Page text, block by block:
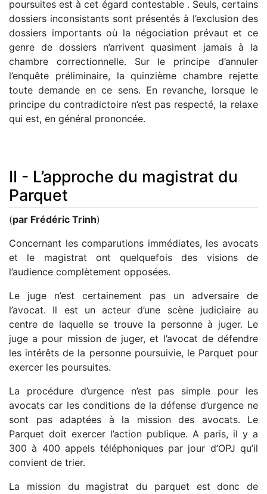
poursuites est à cet égard contestable . Seuls, certains
dossiers inconsistants sont présentés à l’exclusion des
dossiers importants où la négociation prévaut et ce
genre de dossiers n’arrivent quasiment jamais à la
chambre correctionnelle. Sur le principe d’annuler
l’enquête préliminaire, la quinzième chambre rejette
toute demande en ce sens. En revanche, lorsque le
principe du contradictoire n’est pas respecté, la relaxe
qui est, en général prononcée.
II - L’approche du magistrat du
Parquet
(par Frédéric Trinh)
Concernant les comparutions immédiates, les avocats
et le magistrat ont quelquefois des visions de
l’audience complètement opposées.
Le juge n’est certainement pas un adversaire de
l’avocat. Il est un acteur d’une scène judiciaire au
centre de laquelle se trouve la personne à juger. Le
juge a pour mission de juger, et l’avocat de défendre
les intérêts de la personne poursuivie, le Parquet pour
exercer les poursuites.
La procédure d’urgence n’est pas simple pour les
avocats car les conditions de la défense d’urgence ne
sont pas adaptées à la mission des avocats. Le
Parquet doit exercer l’action publique. A paris, il y a
300 à 400 appels téléphoniques par jour d’OPJ qu’il
convient de trier.
La mission du magistrat du parquet est donc de